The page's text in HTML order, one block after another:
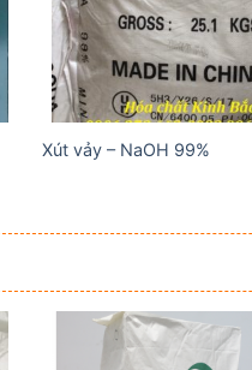
Xút vảy – NaOH 99%